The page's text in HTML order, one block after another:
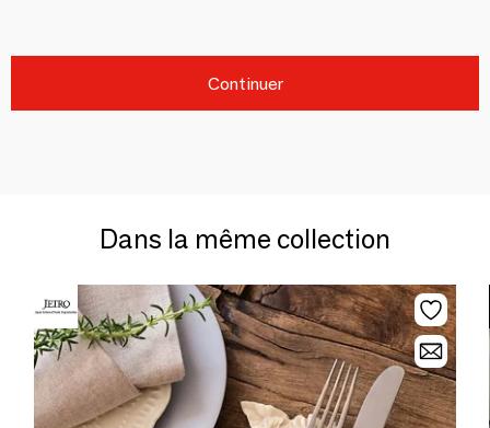
Continuer
Dans la même collection